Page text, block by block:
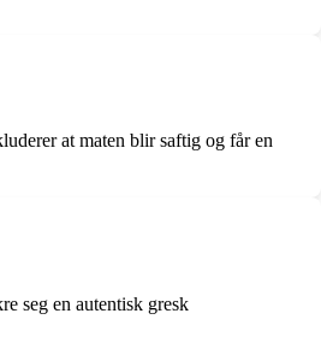
at maten blir saftig og får en
seg en autentisk gresk